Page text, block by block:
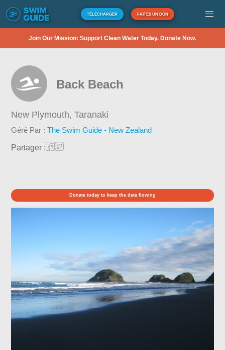
TÉLÉCHARGER FAITES UN DON
Join Our Mission: Support Clean Water Today. Donate Now.
Back Beach
New Plymouth,Taranaki
Géré Par :The Swim Guide - New Zealand
Partager :
Donate today to keep the data flowing